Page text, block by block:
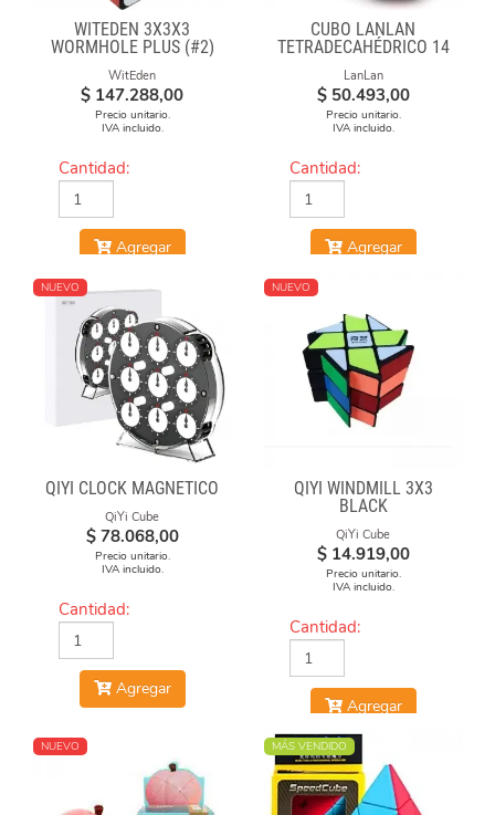
WITEDEN 3X3X3
WORMHOLE PLUS (#2)
WitEden
$ 147.288,00
Precio unitario.
IVA incluido.
Cantidad:
Agregar
CUBO LANLAN
TETRADECAHÉDRICO 14
FACES GEAR CUBE
BLACK
LanLan
$ 50.493,00
Precio unitario.
IVA incluido.
Cantidad:
Agregar
NUEVO
QIYI CLOCK MAGNÉTICO
QiYi Cube
$ 78.068,00
Precio unitario.
IVA incluido.
Cantidad:
Agregar
NUEVO
QIYI WINDMILL 3X3
BLACK
QiYi Cube
$ 14.919,00
Precio unitario.
IVA incluido.
Cantidad:
Agregar
NUEVO MÁS VENDIDO